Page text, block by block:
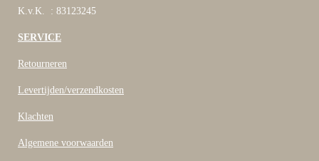
K.v.K. : 83123245
SERVICE
Retourneren
Levertijden/verzendkosten
Klachten
Algemene voorwaarden